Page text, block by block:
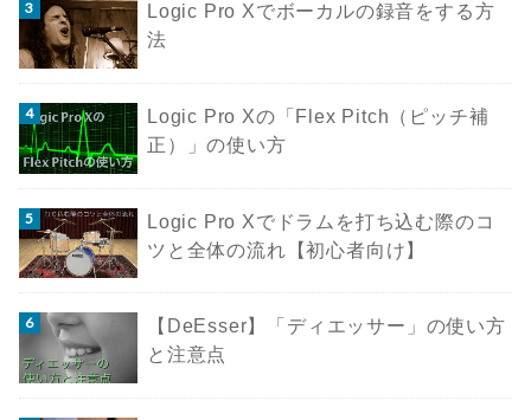
Logic Pro Xでボーカルの録音をする方
法
Logic Pro Xの「Flex Pitch（ピッチ補
正）」の使い方
Logic Pro Xでドラムを打ち込む際のコ
ツと全体の流れ【初心者向け】
【DeEsser】「ディエッサー」の使い方
と注意点